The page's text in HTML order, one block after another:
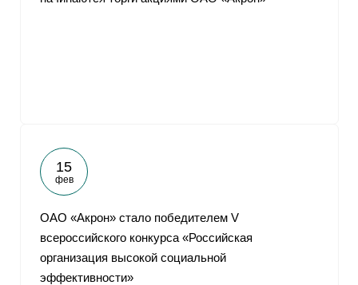
15
фев
ОАО «Акрон» стало победителем V
всероссийского конкурса «Российская
организация высокой социальной
эффективности»